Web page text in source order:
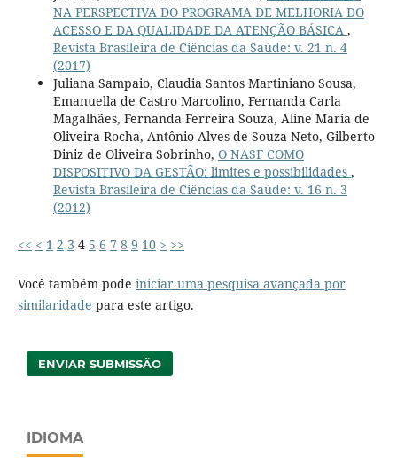
NA PERSPECTIVA DO PROGRAMA DE MELHORIA DO
ACESSO E DA QUALIDADE DA ATENÇÃO BÁSICA ,
Revista Brasileira de Ciências da Saúde: v. 21 n. 4
(2017)
Juliana Sampaio, Claudia Santos Martiniano Sousa,
Emanuella de Castro Marcolino, Fernanda Carla
Magalhães, Fernanda Ferreira Souza, Aline Maria de
Oliveira Rocha, Antônio Alves de Souza Neto, Gilberto
Diniz de Oliveira Sobrinho, O NASF COMO
DISPOSITIVO DA GESTÃO: limites e possibilidades ,
Revista Brasileira de Ciências da Saúde: v. 16 n. 3
(2012)
<< < 1 2 3 4 5 6 7 8 9 10 > >>
Você também pode iniciar uma pesquisa avançada por
similaridade para este artigo.
ENVIAR SUBMISSÃO
IDIOMA